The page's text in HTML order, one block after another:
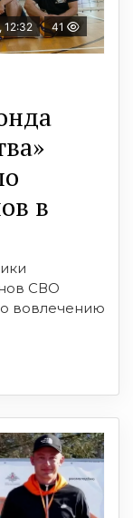
12:32 41
в
СВО
вовлечению